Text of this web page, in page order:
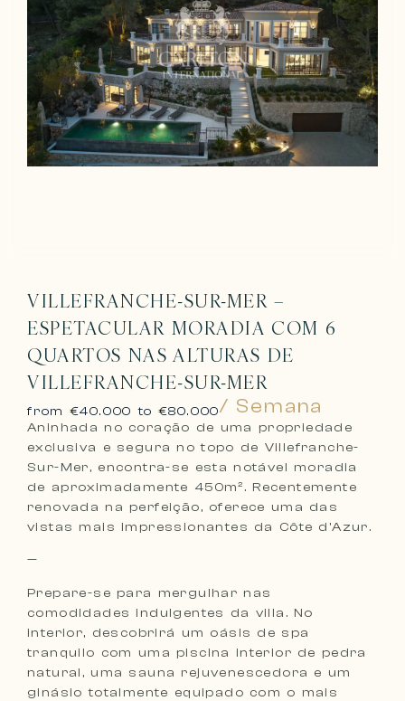
VILLEFRANCHE-SUR-MER –
ESPETACULAR MORADIA COM 6
QUARTOS NAS ALTURAS DE
VILLEFRANCHE-SUR-MER
from €40.000 to €80.000/ Semana
Aninhada no coração de uma propriedade
exclusiva e segura no topo de Villefranche-
Sur-Mer, encontra-se esta notável moradia
de aproximadamente 450m². Recentemente
renovada na perfeição, oferece uma das
vistas mais impressionantes da Côte d’Azur.
—
Prepare-se para mergulhar nas
comodidades indulgentes da villa. No
interior, descobrirá um oásis de spa
tranquilo com uma piscina interior de pedra
natural, uma sauna rejuvenescedora e um
ginásio totalmente equipado com o mais